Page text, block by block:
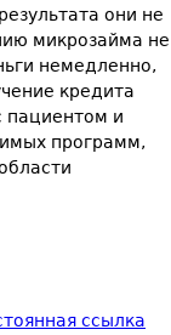
они не
микрозайма не
немедленно,
кредита
пациентом и
программ,
ссылка